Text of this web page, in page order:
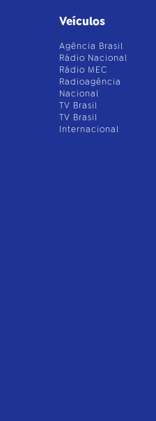
Veículos
Agência Brasil
Rádio Nacional
Rádio MEC
Radioagência
Nacional
TV Brasil
TV Brasil
Internacional